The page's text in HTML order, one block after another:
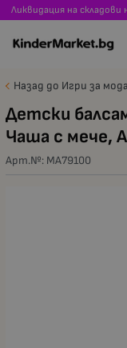
Ликвидация на
Назад до Игри за
Детски
Чаша с мече,
Арт.№: MA79100